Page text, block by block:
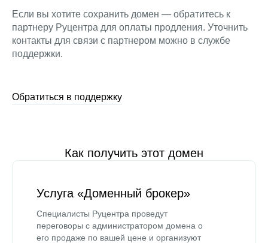
Если вы хотите сохранить домен — обратитесь к
партнеру Руцентра для оплаты продления. Уточнить
контакты для связи с партнером можно в службе
поддержки.
Обратиться в поддержку
Как получить этот домен
Услуга «Доменный брокер»
Специалисты Руцентра проведут
переговоры с администратором домена о
его продаже по вашей цене и организуют